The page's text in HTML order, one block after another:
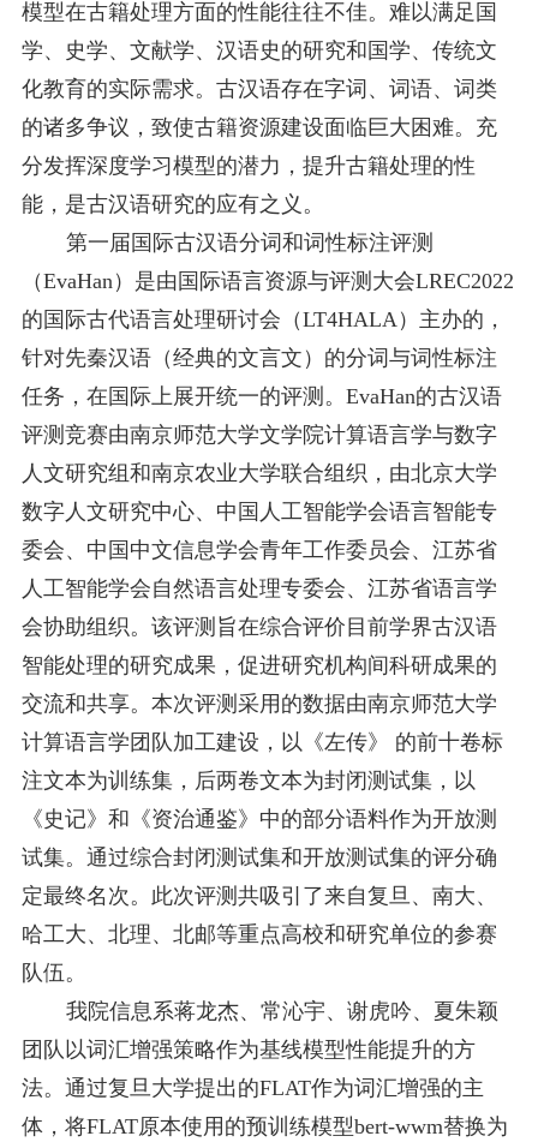
模型在古籍处理方面的性能往往不佳。难以满足国
学、史学、文献学、汉语史的研究和国学、传统文
化教育的实际需求。古汉语存在字词、词语、词类
的诸多争议，致使古籍资源建设面临巨大困难。充
分发挥深度学习模型的潜力，提升古籍处理的性
能，是古汉语研究的应有之义。
第一届国际古汉语分词和词性标注评测
（EvaHan ）是由国际语言资源与评测大会LREC2022
的国际古代语言处理研讨会（LT4HALA）主办的 ，
针对先秦汉语（经典的文言文）的分词与词性标注
任务，在国际上展开统一的评测 。 EvaHan的古汉语
评测竞赛由南京师范大学文学院计算语言学与数字
人文研究组和南京农业大学联合组织，由北京大学
数字人文研究中心、中国人工智能学会语言智能专
委会、中国中文信息学会青年工作委员会、江苏省
人工智能学会自然语言处理专委会、江苏省语言学
会协助组织。 该评测旨在综合评价目前学界古汉语
智能处理的研究成果，促进研究机构间科研成果的
交流和共享。本次评测采用的数据由南京师范大学
计算语言学团队加工建设，以《左传》
的前十卷标
注文本为训练集，后两卷文本为封闭测试集，以
《史记》和《资治通鉴》中的部分语料作为开放测
试集。通过综合封闭测试集和开放测试集的评分确
定最终名次。 此次评测共吸引了来自复旦、南大、
哈工大、北理、北邮等重点高校和研究单位的参赛
队伍。
我院信息系蒋龙杰、常沁宇、谢虎吟、夏朱颖
团队以词汇增强策略作为基线模型性能提升的方
法。通过复旦大学提出的FLAT作为词汇增强的主
体，将FLAT原本使用的预训练模型bert-wwm替换为